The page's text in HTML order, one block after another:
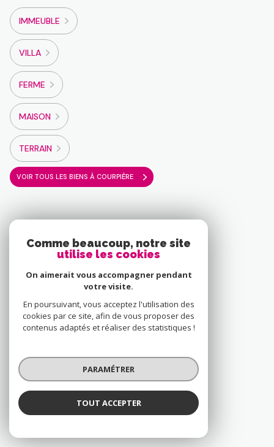
IMMEUBLE
VILLA
FERME
MAISON
TERRAIN
VOIR TOUS LES BIENS À COURPIÈRE
15 annonces à Yssingeaux
TERRAIN
TERRAIN À BATIR
VOIR TOUS LES BIENS À YSSINGEAUX
Comme beaucoup, notre site
utilise les cookies
On aimerait vous accompagner pendant
votre visite.
En poursuivant, vous acceptez l'utilisation des
cookies par ce site, afin de vous proposer des
contenus adaptés et réaliser des statistiques !
PARAMÉTRER
TOUT ACCEPTER